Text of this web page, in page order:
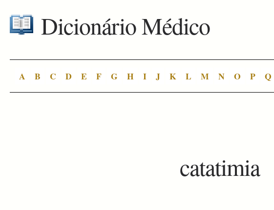
Dicionário Médico
A B C D E F G H I J K L M N O P Q
catatimia